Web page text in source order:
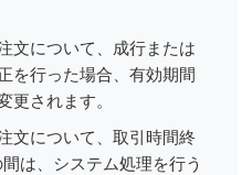
文について、成行または
を行った場合、有効期間
更されます。
文について、取引時間終
は、システム処理を行う